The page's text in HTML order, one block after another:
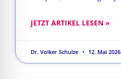
JETZT ARTIKEL LESEN »
Dr. Volker Schulze 12. Mai 2026